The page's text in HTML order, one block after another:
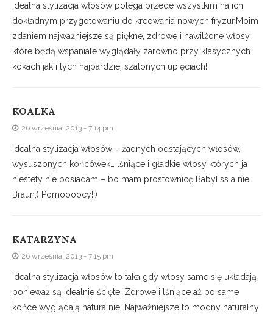
Idealna stylizacja włosów polega przede wszystkim na ich
dokładnym przygotowaniu do kreowania nowych fryzur.Moim
zdaniem najważniejsze są piękne, zdrowe i nawilżone włosy,
które będą wspaniale wyglądały zarówno przy klasycznych
kokach jak i tych najbardziej szalonych upięciach!
KOALKA
26 września, 2013 - 7:14 pm
Idealna stylizacja włosów – żadnych odstających włosów,
wysuszonych końcówek… lśniące i gładkie włosy których ja
niestety nie posiadam – bo mam prostownicę Babyliss a nie
Braun;) Pomoooocy!:)
KATARZYNA
26 września, 2013 - 7:15 pm
Idealna stylizacja włosów to taka gdy włosy same się układają
ponieważ są idealnie ścięte. Zdrowe i lśniące aż po same
końce wyglądają naturalnie. Najważniejsze to modny naturalny